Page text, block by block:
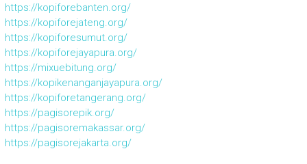
https://kopiforebanten.org/
https://kopiforejateng.org/
https://kopiforesumut.org/
https://kopiforejayapura.org/
https://mixuebitung.org/
https://kopikenanganjayapura.org/
https://kopiforetangerang.org/
https://pagisorepik.org/
https://pagisoremakassar.org/
https://pagisorejakarta.org/